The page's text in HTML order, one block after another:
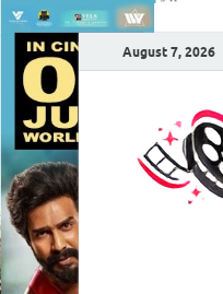
August 7, 2026